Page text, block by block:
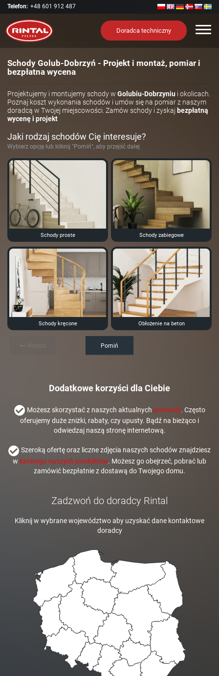
Telefon: +48 601 912 487
Doradca techniczny
Schody Golub-Dobrzyń - Projekt i montaż, pomiar i
bezpłatna wycena
Projektujemy i montujemy schody w Golubiu-Dobrzyniu i okolicach.
Poznaj koszt wykonania schodów i umów się na pomiar z naszym
doradcą w Twojej miejscowości. Zamów schody i zyskaj bezpłatną
wycenę i projekt
Jaki rodzaj schodów Cię interesuje?
Wybierz opcję lub kliknij "Pomiń", aby przejść dalej
Schody proste Schody zabiegowe
Schody kręcone Obłożenie na beton
Pomiń
Dodatkowe korzyści dla Ciebie
Możesz skorzystać z naszych aktualnych promocji. Często
oferujemy duże zniżki, rabaty, czy upusty. Bądź na bieżąco i
odwiedzaj naszą stronę internetową.
Szeroką ofertę oraz liczne zdjęcia naszych schodów znajdziesz
w katalogu naszych produktów. Możesz go obejrzeć, pobrać lub
zamówić bezpłatnie z dostawą do Twojego domu.
Zadzwoń do doradcy Rintal
Kliknij w wybrane województwo aby uzyskać dane kontaktowe
doradcy